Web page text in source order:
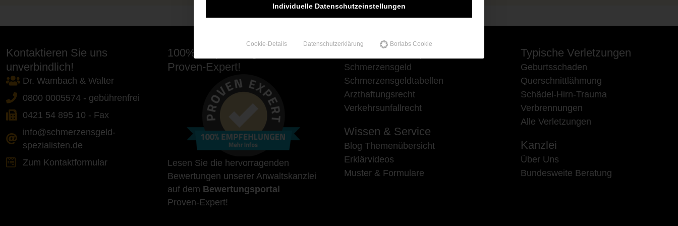
Kontaktieren Sie uns
unverbindlich!
Dr. Wambach & Walter
0800 0005574 - gebührenfrei
0421 54 895 10 - Fax
info@schmerzensgeld-
spezialisten.de
Zum Kontaktformular
100% Empfehlungen auf
Proven-Expert!
Lesen Sie die hervorragenden
Bewertungen unserer Anwaltskanzlei
auf dem Bewertungsportal
Proven-Expert!
Unsere Schwerpunkte
Schmerzensgeld
Schmerzensgeldtabellen
Arzthaftungsrecht
Verkehrsunfallrecht
Wissen & Service
Blog Themenübersicht
Erklärvideos
Muster & Formulare
Typische Verletzungen
Geburtsschaden
Querschnittlähmung
Schädel-Hirn-Trauma
Verbrennungen
Alle Verletzungen
Kanzlei
Über Uns
Bundesweite Beratung
Individuelle Datenschutzeinstellungen
Cookie-Details Datenschutzerklärung Borlabs Cookie